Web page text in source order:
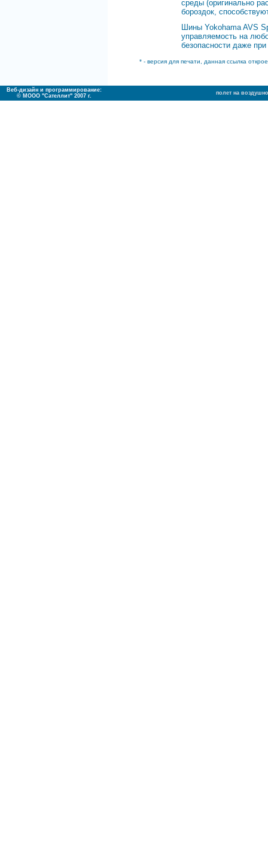
среды (оригинально
бороздок,
Шины Yokohama AVS
управляемость на
безопасности даже
* - версия для печати, данная ссылка
Веб-дизайн и программирование:
© МООО "Сателлит" 2007 г.
полет на